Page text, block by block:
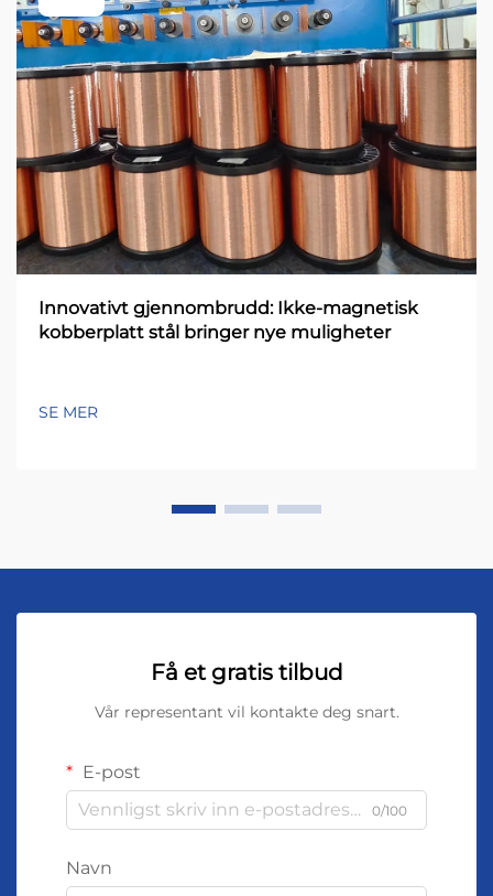
Innovativt gjennombrudd: Ikke-magnetisk
kobberplatt stål bringer nye muligheter
SE MER
Få et gratis tilbud
Vår representant vil kontakte deg snart.
E-post
0/100
Navn